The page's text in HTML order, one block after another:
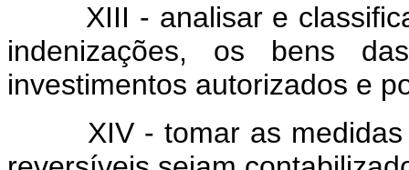
XIII - analisar e
indenizações, os bens
investimentos autorizados e
XIV - tomar as medidas